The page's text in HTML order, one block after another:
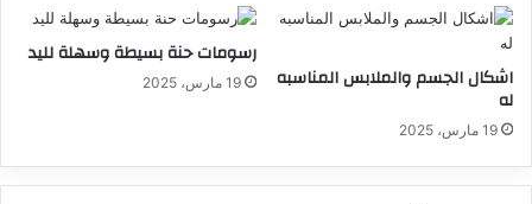
اشكال الجسم والملابس المناسبه
له
19 مارس، 2025
رسومات حنة بسيطة وسهلة لليد
19 مارس، 2025